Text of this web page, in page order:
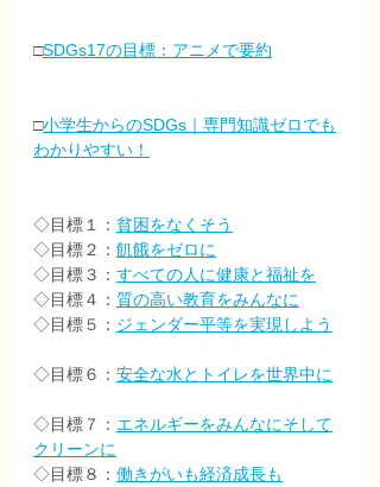
□SDGs17の目標：アニメで要約
□小学生からのSDGs｜専門知識ゼロでも
わかりやすい！
◇目標１： 貧困をなくそう
◇目標２： 飢餓をゼロに
◇目標３： すべての人に健康と福祉を
◇目標４： 質の高い教育をみんなに
◇目標５： ジェンダー平等を実現しよう
◇目標６： 安全な水とトイレを世界中に
◇目標７： エネルギーをみんなにそして
クリーンに
◇目標８： 働きがいも経済成長も